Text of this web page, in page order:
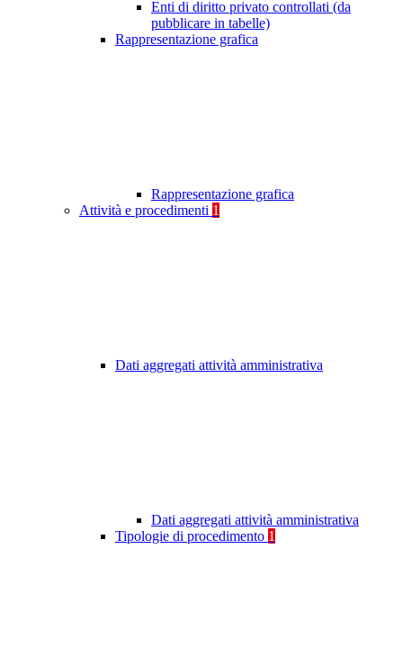
Enti di diritto privato controllati (da
pubblicare in tabelle)
Rappresentazione grafica
Rappresentazione grafica
Attività e procedimenti 1
Dati aggregati attività amministrativa
Dati aggregati attività amministrativa
Tipologie di procedimento 1